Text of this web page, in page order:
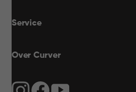
Service
Over Curver